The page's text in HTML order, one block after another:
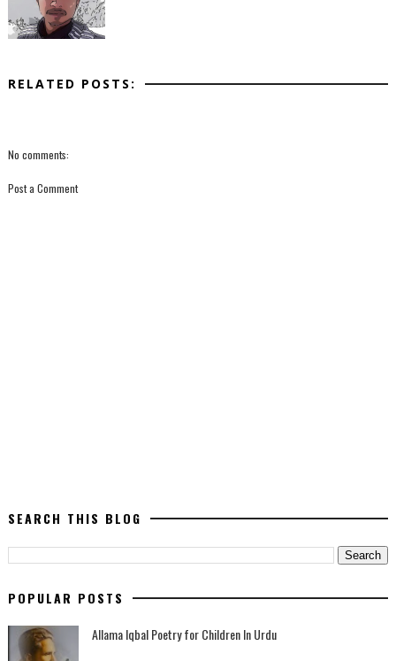
RELATED POSTS:
No comments:
Post a Comment
SEARCH THIS BLOG
POPULAR POSTS
Allama Iqbal Poetry for Children In Urdu